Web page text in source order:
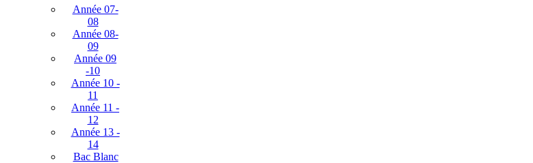
Année 07-
08
Année 08-
09
Année 09
-10
Année 10 -
11
Année 11 -
12
Année 13 -
14
Bac Blanc